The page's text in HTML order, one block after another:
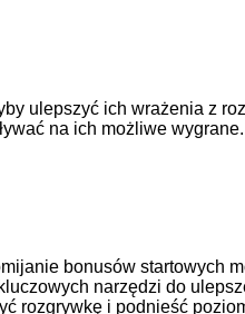
ulepszyć ich wrażenia z
na ich możliwe
bonusów startowych
narzędzi do
rozgrywkę i podnieść